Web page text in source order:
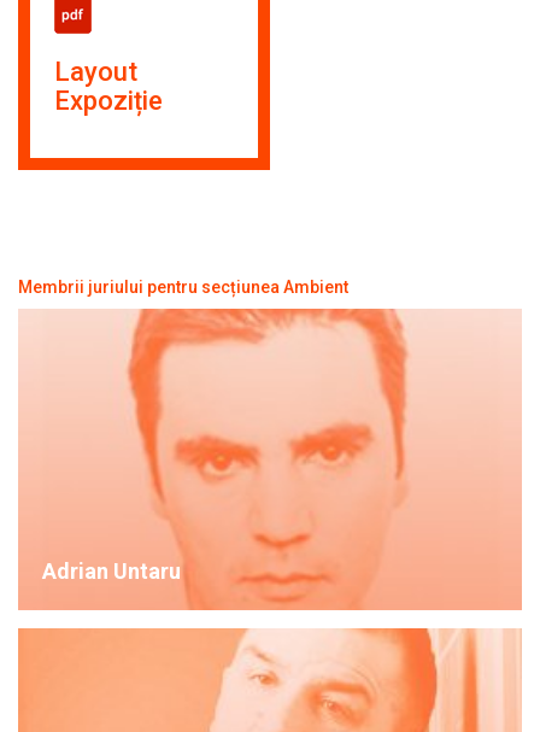
Layout
Expoziție
Membrii juriului pentru secțiunea Ambient
Adrian Untaru